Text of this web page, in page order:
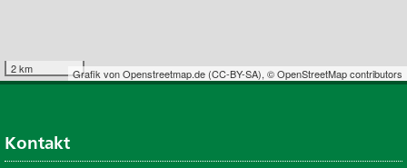
2 km Grafik vonOpenstreetmap.de (CC-BY-SA), © OpenStreetMap contributors
Kontakt